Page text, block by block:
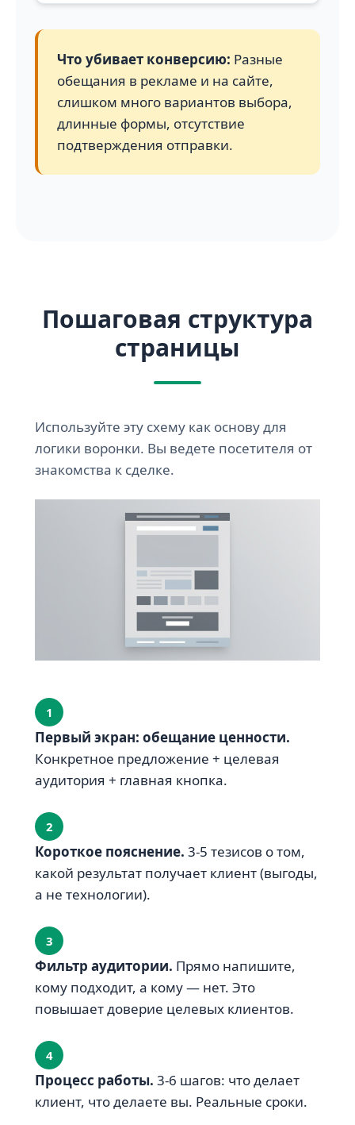
Что убивает конверсию: Разные
обещания в рекламе и на сайте,
слишком много вариантов выбора,
длинные формы, отсутствие
подтверждения отправки.
Пошаговая структура
страницы
Используйте эту схему как основу для
логики воронки. Вы ведете посетителя от
знакомства к сделке.
1
Первый экран: обещание ценности.
Конкретное предложение + целевая
аудитория + главная кнопка.
2
Короткое пояснение. 3-5 тезисов о том,
какой результат получает клиент (выгоды,
а не технологии).
3
Фильтр аудитории. Прямо напишите,
кому подходит, а кому — нет. Это
повышает доверие целевых клиентов.
4
Процесс работы. 3-6 шагов: что делает
клиент, что делаете вы. Реальные сроки.